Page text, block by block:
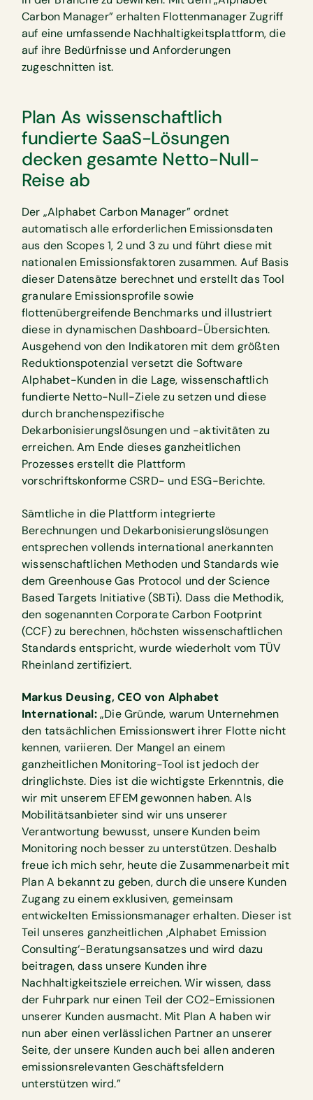
Carbon Manager” erhalten Flottenmanager Zugriff
auf eine umfassende Nachhaltigkeitsplattform, die
auf ihre Bedürfnisse und Anforderungen
zugeschnitten ist.
Plan As wissenschaftlich
fundierte SaaS-Lösungen
decken gesamte Netto-Null-
Reise ab
Der „Alphabet Carbon Manager” ordnet
automatisch alle erforderlichen Emissionsdaten
aus den Scopes 1, 2 und 3 zu und führt diese mit
nationalen Emissionsfaktoren zusammen. Auf Basis
dieser Datensätze berechnet und erstellt das Tool
granulare Emissionsprofile sowie
flottenübergreifende Benchmarks und illustriert
diese in dynamischen Dashboard-Übersichten.
Ausgehend von den Indikatoren mit dem größten
Reduktionspotenzial versetzt die Software
Alphabet-Kunden in die Lage, wissenschaftlich
fundierte Netto-Null-Ziele zu setzen und diese
durch branchenspezifische
Dekarbonisierungslösungen und -aktivitäten zu
erreichen. Am Ende dieses ganzheitlichen
Prozesses erstellt die Plattform
vorschriftskonforme CSRD- und ESG-Berichte.
Sämtliche in die Plattform integrierte
Berechnungen und Dekarbonisierungslösungen
entsprechen vollends international anerkannten
wissenschaftlichen Methoden und Standards wie
dem Greenhouse Gas Protocol und der Science
Based Targets Initiative (SBTi). Dass die Methodik,
den sogenannten Corporate Carbon Footprint
(CCF) zu berechnen, höchsten wissenschaftlichen
Standards entspricht, wurde wiederholt vom TÜV
Rheinland zertifiziert.
Markus Deusing, CEO von Alphabet
International:„Die Gründe, warum Unternehmen
den tatsächlichen Emissionswert ihrer Flotte nicht
kennen, variieren. Der Mangel an einem
ganzheitlichen Monitoring-Tool ist jedoch der
dringlichste. Dies ist die wichtigste Erkenntnis, die
wir mit unserem EFEM gewonnen haben. Als
Mobilitätsanbieter sind wir uns unserer
Verantwortung bewusst, unsere Kunden beim
Monitoring noch besser zu unterstützen. Deshalb
freue ich mich sehr, heute die Zusammenarbeit mit
Plan A bekannt zu geben, durch die unsere Kunden
Zugang zu einem exklusiven, gemeinsam
entwickelten Emissionsmanager erhalten. Dieser ist
Teil unseres ganzheitlichen ‚Alphabet Emission
Consulting‘-Beratungsansatzes und wird dazu
beitragen, dass unsere Kunden ihre
Nachhaltigkeitsziele erreichen. Wir wissen, dass
der Fuhrpark nur einen Teil der CO2-Emissionen
unserer Kunden ausmacht. Mit Plan A haben wir
nun aber einen verlässlichen Partner an unserer
Seite, der unsere Kunden auch bei allen anderen
emissionsrelevanten Geschäftsfeldern
unterstützen wird.”